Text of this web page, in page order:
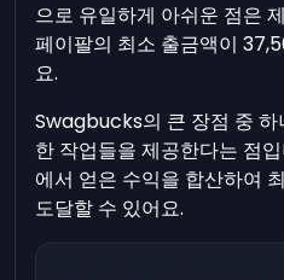
으로 유일하게 아쉬운 점은
페이팔의 최소 출금액이
요.
Swagbucks의 큰 장점 중
한 작업들을 제공한다는 점
에서 얻은 수익을 합산하여
도달할 수 있어요.